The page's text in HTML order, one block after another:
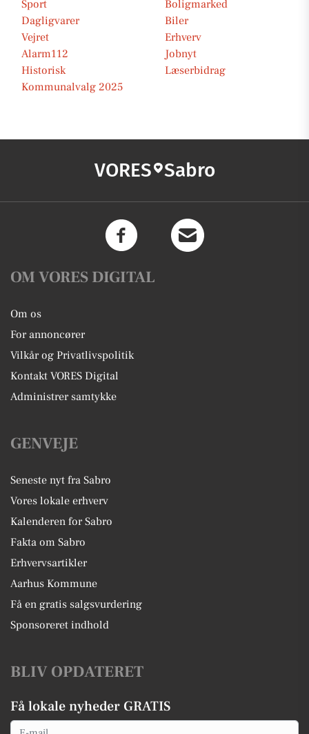
Sport
Boligmarked
Dagligvarer
Biler
Vejret
Erhverv
Alarm112
Jobnyt
Historisk
Læserbidrag
Kommunalvalg 2025
VORES Sabro
OM VORES DIGITAL
Om os
For annoncører
Vilkår og Privatlivspolitik
Kontakt VORES Digital
Administrer samtykke
GENVEJE
Seneste nyt fra Sabro
Vores lokale erhverv
Kalenderen for Sabro
Fakta om Sabro
Erhvervsartikler
Aarhus Kommune
Få en gratis salgsvurdering
Sponsoreret indhold
BLIV OPDATERET
Få lokale nyheder GRATIS
Email